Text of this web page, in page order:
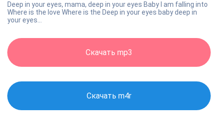
Deep in your eyes, mama, deep in your eyes Baby I am falling into
Where is the love Where is the Deep in your eyes baby deep in
your eyes…
Скачать mp3
Скачать m4r